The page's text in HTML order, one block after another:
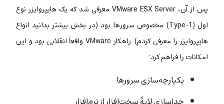
پس از آن، VMware ESX Server معرفی شد که یک هایپروایزر نوع
اول (Type-1) مخصوص سرورها بود (در بخش بیشتر بدانید انواع
هایپروایزر را معرفی کردم). راهکار VMware واقعاً انقلابی بود و این
امکانات را فراهم کرد:
یکپارچه‌سازی سرورها